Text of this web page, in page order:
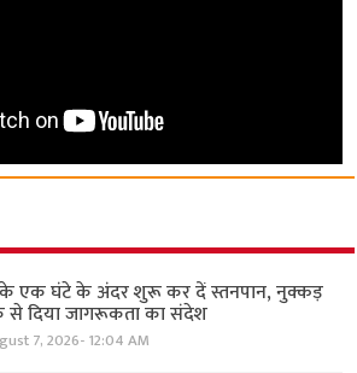
एक घंटे के अंदर शुरू कर दें स्तनपान, नुक्कड़
से दिया जागरूकता का संदेश
7, 2026- 12:04 AM